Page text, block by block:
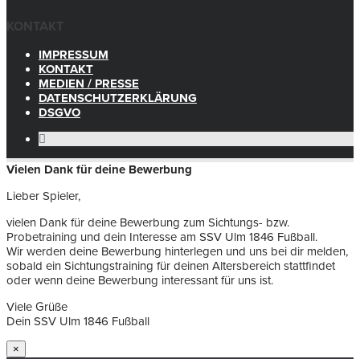
KONTAKT
IMPRESSUM
KONTAKT
MEDIEN / PRESSE
DATENSCHUTZERKLÄRUNG
DSGVO
Vielen Dank für deine Bewerbung
Lieber Spieler,
vielen Dank für deine Bewerbung zum Sichtungs- bzw.
Probetraining und dein Interesse am SSV Ulm 1846 Fußball.
Wir werden deine Bewerbung hinterlegen und uns bei dir melden,
sobald ein Sichtungstraining für deinen Altersbereich stattfindet
oder wenn deine Bewerbung interessant für uns ist.
Viele Grüße
Dein SSV Ulm 1846 Fußball
×